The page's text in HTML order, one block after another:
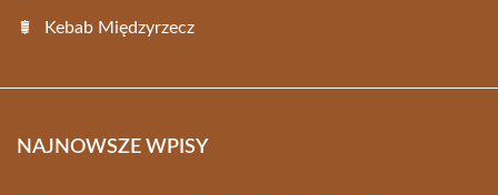
Kebab Międzyrzecz
NAJNOWSZE WPISY